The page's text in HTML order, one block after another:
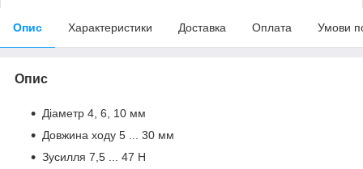
Опис Характеристики Доставка Оплата Умови
Опис
Діаметр 4, 6, 10 мм
Довжина ходу 5 ... 30 мм
Зусилля 7,5 ... 47 Н